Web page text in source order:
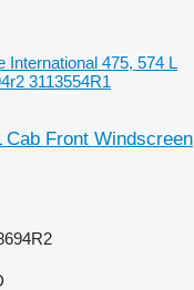
International 475, 574 L
3113554R1
Front Windscreen